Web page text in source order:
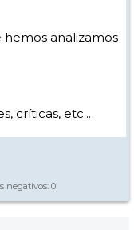
analizamos
críticas, etc...
negativos: 0